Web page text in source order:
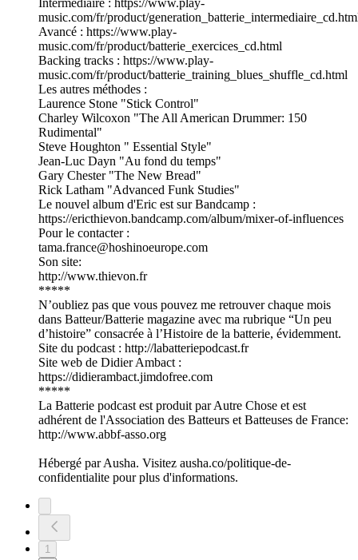
Intermédiaire : https://www.play-
music.com/fr/product/
Avancé : https://www.play-
music.com/fr/product/batterie_exercices_cd.html
Backing tracks : https://www.play-
music.com/fr/product/batterie_training_blues_shuffle_cd.html
Les autres méthodes :
Laurence Stone "Stick Control"
Charley Wilcoxon "The All American Drummer: 150
Rudimental"
Steve Houghton " Essential Style"
Jean-Luc Dayn "Au fond du temps"
Gary Chester "The New Bread"
Rick Latham "Advanced Funk Studies"
Le nouvel album d'Eric est sur Bandcamp :
https://ericthievon.bandcamp.com/album/mixer-of-influences
Pour le contacter :
tama.france@hoshinoeurope.com
Son site:
http://www.thievon.fr
*****
N’oubliez pas que vous pouvez me retrouver chaque mois
dans Batteur/Batterie magazine avec ma rubrique “Un peu
d’histoire” consacrée à l’Histoire de la batterie, évidemment.
Site du podcast : http://labatteriepodcast.fr
Site web de Didier Ambact :
https://didierambact.jimdofree.com
*****
La Batterie podcast est produit par Autre Chose et est
adhérent de l'Association des Batteurs et Batteuses de France:
http://www.abbf-asso.org
Hébergé par Ausha. Visitez ausha.co/politique-de-
confidentialite pour plus d'informations.
1